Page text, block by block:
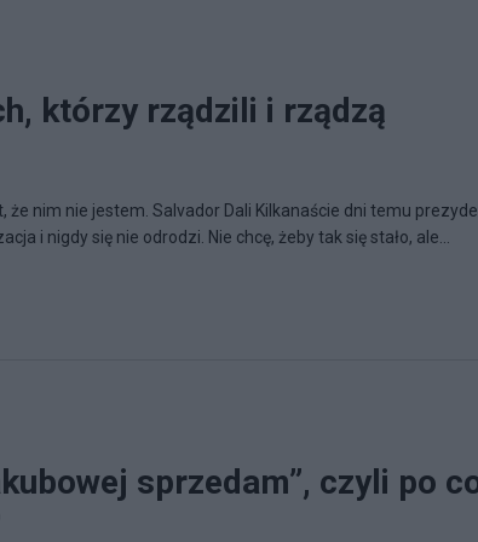
którzy rządzili i rządzą
nim nie jestem. Salvador Dali Kilkanaście dni temu
i nigdy się nie odrodzi. Nie chcę, żeby tak się stało, ale...
sprzedam”, czyli po